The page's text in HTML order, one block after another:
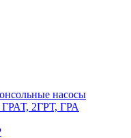
насосы
ГРАТ, 2ГРТ, ГРА